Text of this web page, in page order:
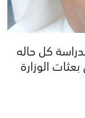
كل حاله
الوزارة